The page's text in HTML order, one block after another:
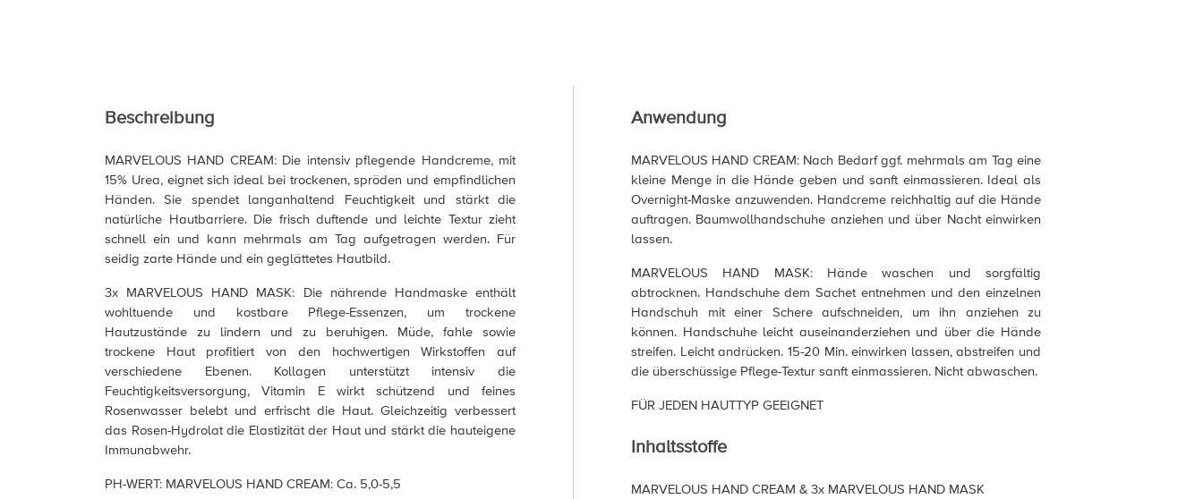
Beschreibung
MARVELOUS HAND CREAM: Die intensiv pflegende Handcreme, mit
15% Urea, eignet sich ideal bei trockenen, spröden und empfindlichen
Händen. Sie spendet langanhaltend Feuchtigkeit und stärkt die
natürliche Hautbarriere. Die frisch duftende und leichte Textur zieht
schnell ein und kann mehrmals am Tag aufgetragen werden. Für
seidig zarte Hände und ein geglättetes Hautbild.
3x MARVELOUS HAND MASK: Die nährende Handmaske enthält
wohltuende und kostbare Pflege-Essenzen, um trockene
Hautzustände zu lindern und zu beruhigen. Müde, fahle sowie
trockene Haut profitiert von den hochwertigen Wirkstoffen auf
verschiedene Ebenen. Kollagen unterstützt intensiv die
Feuchtigkeitsversorgung, Vitamin E wirkt schützend und feines
Rosenwasser belebt und erfrischt die Haut. Gleichzeitig verbessert
das Rosen-Hydrolat die Elastizität der Haut und stärkt die hauteigene
Immunabwehr.
PH-WERT: MARVELOUS HAND CREAM: Ca. 5,0-5,5
Anwendung
MARVELOUS HAND CREAM: Nach Bedarf ggf. mehrmals am Tag eine
kleine Menge in die Hände geben und sanft einmassieren. Ideal als
Overnight-Maske anzuwenden. Handcreme reichhaltig auf die Hände
auftragen. Baumwollhandschuhe anziehen und über Nacht einwirken
lassen.
MARVELOUS HAND MASK: Hände waschen und sorgfältig
abtrocknen. Handschuhe dem Sachet entnehmen und den einzelnen
Handschuh mit einer Schere aufschneiden, um ihn anziehen zu
können. Handschuhe leicht auseinanderziehen und über die Hände
streifen. Leicht andrücken. 15-20 Min. einwirken lassen, abstreifen und
die überschüssige Pflege-Textur sanft einmassieren. Nicht abwaschen.
FÜR JEDEN HAUTTYP GEEIGNET
Inhaltsstoffe
MARVELOUS HAND CREAM & 3x MARVELOUS HAND MASK